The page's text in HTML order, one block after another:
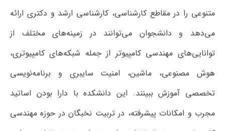
متنوعی را در مقاطع کارشناسی، کارشناسی ارشد و دکتری ارائه
می‌دهد و دانشجوان می‌توانند در زمینه‌های مختلف از
توانایی‌های مهندسی کامپیوتر از جمله شبکه‌های کامپیوتری،
هوش مصنوعی، ماشین، امنیت سایبری و برنامه‌نویسی
تخصصی آموزش ببینند. این دانشکده با دارا بودن اساتید
مجرب و امکانات پیشرفته، در تربیت نخبگان در حوزه مهندسی